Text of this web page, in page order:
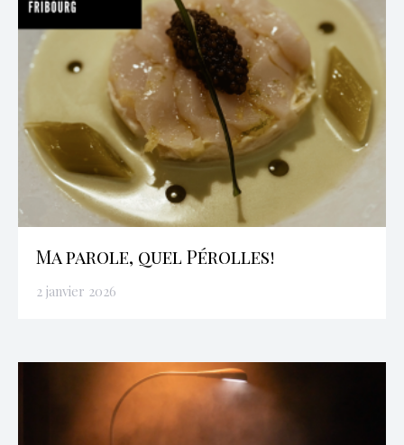
Ma parole, quel Pérolles!
2 janvier 2026